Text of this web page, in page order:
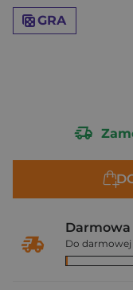
GRA
Darmowa
Do darmowej